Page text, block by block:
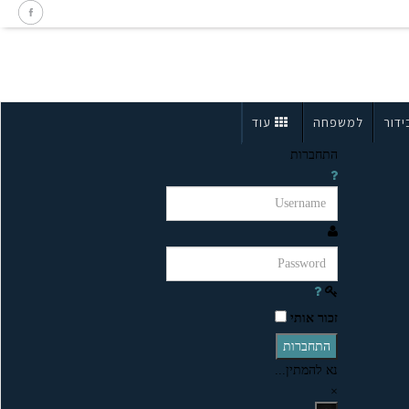
למשפחה עוד
התחברות
זכור אותי
התחברות
נא להמתין...
×